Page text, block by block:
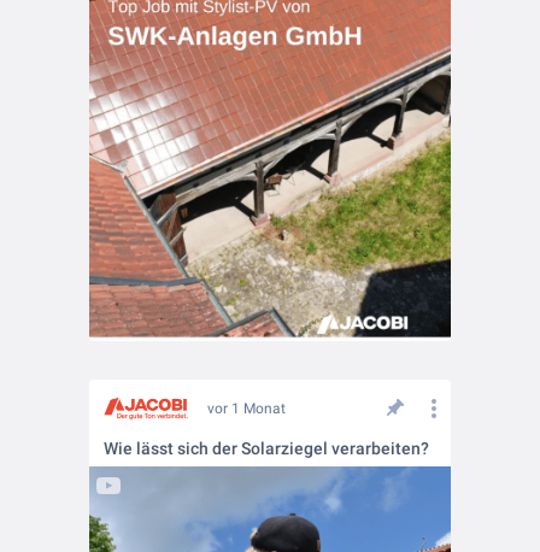
vor 1 Monat
Wie lässt sich der Solarziegel verarbeiten?